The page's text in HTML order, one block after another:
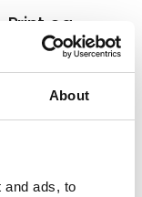
About
and ads, to
og